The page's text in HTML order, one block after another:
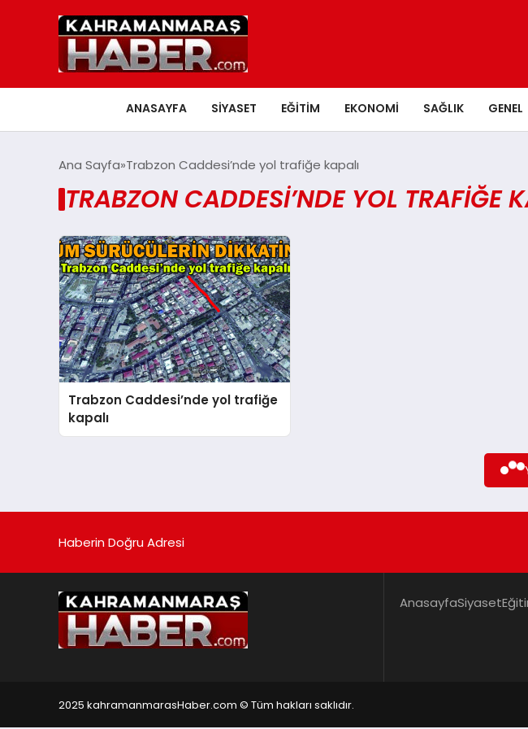
ANASAYFA SIYASET EĞITIM EKONOMI SAĞLIK GENEL
Ana Sayfa Trabzon Caddesi’nde yol trafiğe kapalı
TRABZON CADDESI’NDE YOL TRAFIĞE
Trabzon Caddesi’nde yol trafiğe
kapalı
Haberin Doğru Adresi
AnasayfaSiyaset
2025 kahramanmarasHaber.com © Tüm hakları saklıdır.